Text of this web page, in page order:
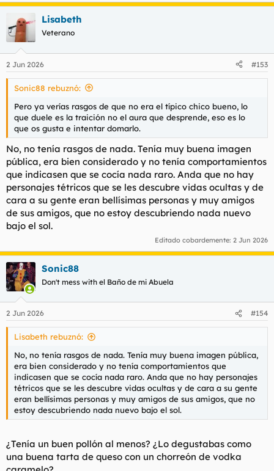
Lisabeth
Veterano
2 Jun 2026 #153
Sonic88 rebuznó:
Pero ya verías rasgos de que no era el típico chico bueno, lo
que duele es la traición no el aura que desprende, eso es lo
que os gusta e intentar domarlo.
No, no tenía rasgos de nada. Tenía muy buena imagen
pública, era bien considerado y no tenía comportamientos
que indicasen que se cocía nada raro. Anda que no hay
personajes tétricos que se les descubre vidas ocultas y de
cara a su gente eran bellísimas personas y muy amigos
de sus amigos, que no estoy descubriendo nada nuevo
bajo el sol.
Editado cobardemente: 2 Jun 2026
Sonic88
Don't mess with el Baño de mi Abuela
2 Jun 2026 #154
Lisabeth rebuznó:
No, no tenía rasgos de nada. Tenía muy buena imagen pública,
era bien considerado y no tenía comportamientos que
indicasen que se cocía nada raro. Anda que no hay personajes
tétricos que se les descubre vidas ocultas y de cara a su gente
eran bellísimas personas y muy amigos de sus amigos, que no
estoy descubriendo nada nuevo bajo el sol.
¿Tenía un buen pollón al menos? ¿Lo degustabas como
una buena tarta de queso con un chorreón de vodka